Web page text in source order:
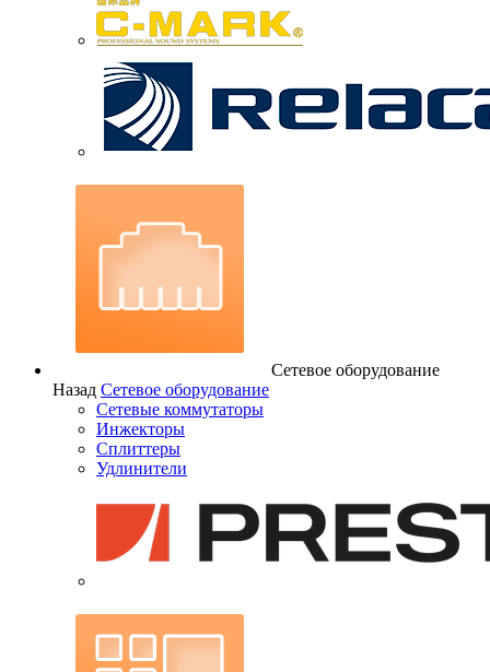
Сетевое оборудование
Назад Сетевое оборудование
Сетевые коммутаторы
Инжекторы
Сплиттеры
Удлинители